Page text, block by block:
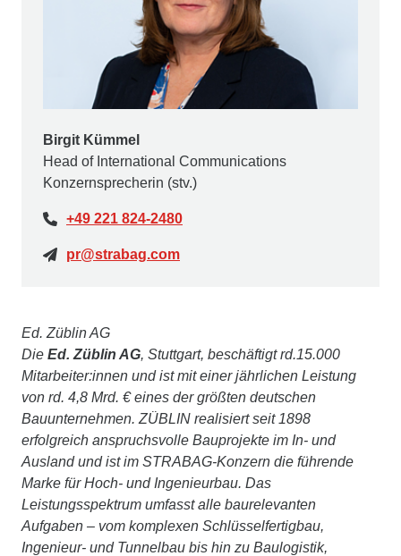
Birgit Kümmel
Head of International Communications
Konzernsprecherin (stv.)
+49 221 824-2480
pr@strabag.com
Ed. Züblin AG
Die Ed. Züblin AG, Stuttgart, beschäftigt rd.15.000
Mitarbeiter:innen und ist mit einer jährlichen Leistung
von rd. 4,8 Mrd. € eines der größten deutschen
Bauunternehmen. ZÜBLIN realisiert seit 1898
erfolgreich anspruchsvolle Bauprojekte im In- und
Ausland und ist im STRABAG-Konzern die führende
Marke für Hoch- und Ingenieurbau. Das
Leistungsspektrum umfasst alle baurelevanten
Aufgaben – vom komplexen Schlüsselfertigbau,
Ingenieur- und Tunnelbau bis hin zu Baulogistik,